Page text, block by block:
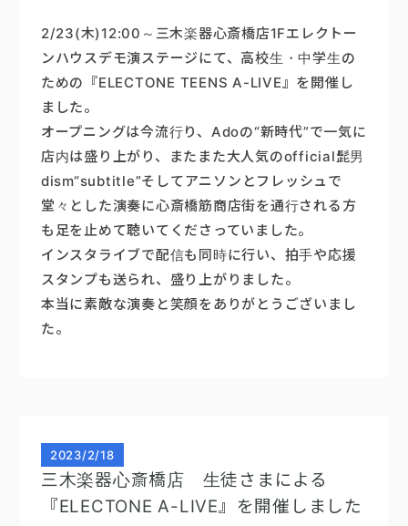
2/23(木)12:00～三木楽器心斎橋店1Fエレクトー
ンハウスデモ演ステージにて、高校生・中学生の
ための『ELECTONE TEENS A-LIVE』を開催し
ました。
オープニングは今流行り、Adoの“新時代”で一気に
店内は盛り上がり、またまた大人気のofficial髭男
dism“subtitle”そしてアニソンとフレッシュで
堂々とした演奏に心斎橋筋商店街を通行される方
も足を止めて聴いてくださっていました。
インスタライブで配信も同時に行い、拍手や応援
スタンプも送られ、盛り上がりました。
本当に素敵な演奏と笑顔をありがとうございまし
た。
2023/2/18
三木楽器心斎橋店 生徒さまによる
『ELECTONE A-LIVE』を開催しました